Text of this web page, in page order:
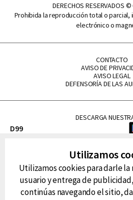
DERECHOS RESERVADOS
Prohibida la reproducción total o parcial,
electrónico o
CONTACTO
AVISO DE
AVISO LEGAL
DEFENSORÍA DE LAS
DESCARGA
D99
FM Tu
RG Deportiva
Utilizamos
Utilizamos cookies para darle
usuario y entrega de
continúas navegando el sitio,